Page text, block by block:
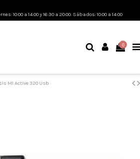
10:00 a 14:00 y 16:30 a 20:00. Sábados: 10:00 a 14:00
0
M1 Active 320 Usb